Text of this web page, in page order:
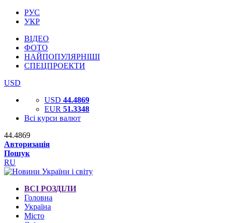
РУС
УКР
ВІДЕО
ФОТО
НАЙПОПУЛЯРНІШІ
СПЕЦПРОЕКТИ
USD
USD 44.4869
EUR 51.3348
Всі курси валют
44.4869
Авторизація
Пошук
RU
ВСІ РОЗДІЛИ
Головна
Україна
Місто